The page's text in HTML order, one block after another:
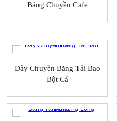
Băng Chuyền Cafe
Dây Chuyền Băng Tải Bao
Bột Cá